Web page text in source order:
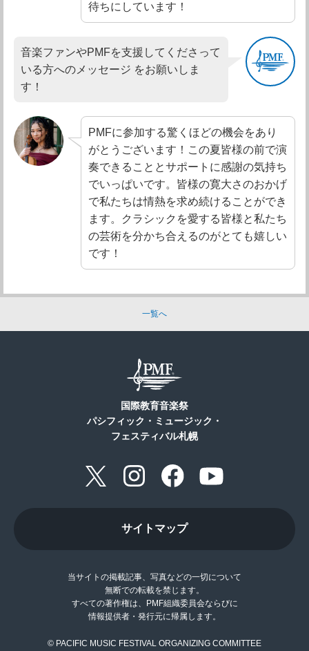
待ちにしています！
音楽ファンやPMFを支援してくださって
いる方へのメッセージ をお願いしま
す！
PMFに参加する驚くほどの機会をあり
がとうございます！この夏皆様の前で演
奏できることとサポートに感謝の気持ち
でいっぱいです。皆様の寛大さのおかげ
で私たちは情熱を求め続けることができ
ます。クラシックを愛する皆様と私たち
の芸術を分かち合えるのがとても嬉しい
です！
一覧へ
国際教育音楽祭
パシフィック・ミュージック・
フェスティバル札幌
サイトマップ
当サイトの掲載記事、写真などの一切について
無断での転載を禁じます。
すべての著作権は、PMF組織委員会ならびに
情報提供者・発行元に帰属します。
© PACIFIC MUSIC FESTIVAL ORGANIZING COMMITTEE